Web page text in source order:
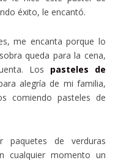
éxito, le encantó.
me encanta porque lo
queda para la cena,
Los pasteles de
alegría de mi familia,
comiendo pasteles de
paquetes de verduras
cualquier momento un